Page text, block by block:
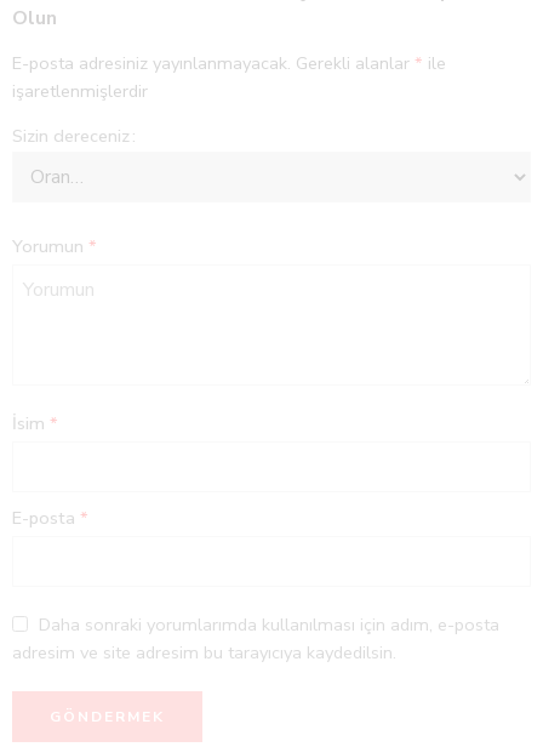
Olun
E-posta adresiniz yayınlanmayacak. Gerekli alanlar * ile
işaretlenmişlerdir
Sizin dereceniz
Yorumun *
İsim *
E-posta *
Daha sonraki yorumlarımda kullanılması için adım, e-posta
adresim ve site adresim bu tarayıcıya kaydedilsin.